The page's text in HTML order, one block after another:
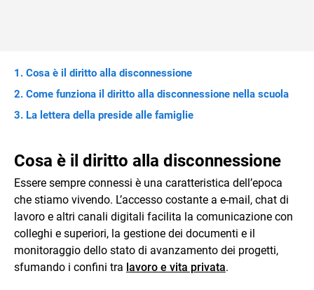
Cosa è il diritto alla disconnessione
Come funziona il diritto alla disconnessione nella scuola
La lettera della preside alle famiglie
Cosa è il diritto alla disconnessione
Essere sempre connessi è una caratteristica dell’epoca
che stiamo vivendo. L’accesso costante a e-mail, chat di
lavoro e altri canali digitali facilita la comunicazione con
colleghi e superiori, la gestione dei documenti e il
monitoraggio dello stato di avanzamento dei progetti,
sfumando i confini tra lavoro e vita privata.